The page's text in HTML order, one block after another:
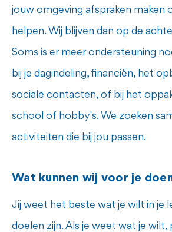
jouw omgeving afspraken maken
helpen. Wij blijven dan op de
Soms is er meer ondersteuning
bij je dagindeling, financiën, het
sociale contacten, of bij het
school of hobby's. We zoeken
activiteiten die bij jou passen.
Wat kunnen wij voor je
Jij weet het beste wat je wilt in je
doelen zijn. Als je weet wat je wilt,